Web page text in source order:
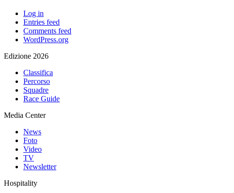
Log in
Entries feed
Comments feed
WordPress.org
Edizione 2026
Classifica
Percorso
Squadre
Race Guide
Media Center
News
Foto
Video
TV
Newsletter
Hospitality